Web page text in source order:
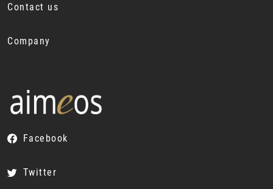
Contact us
Company
Facebook
Twitter